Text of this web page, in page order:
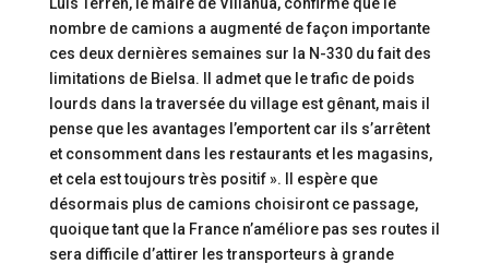
nombre de camions a augmenté de façon importante
ces deux dernières semaines sur la N-330 du fait des
limitations de Bielsa. Il admet que le trafic de poids
lourds dans la traversée du village est gênant, mais il
pense que les avantages l’emportent car ils s’arrêtent
et consomment dans les restaurants et les magasins,
et cela est toujours très positif ». Il espère que
désormais plus de camions choisiront ce passage,
quoique tant que la France n’améliore pas ses routes il
sera difficile d’attirer les transporteurs à grande